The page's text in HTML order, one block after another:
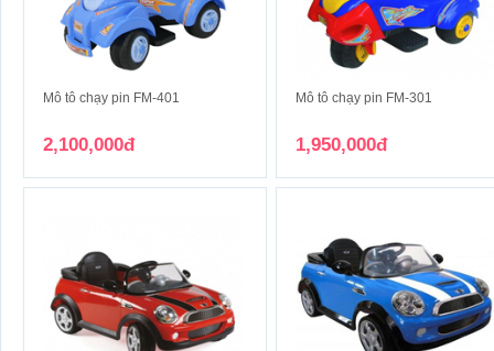
Mô tô chạy pin FM-401
2,100,000đ
Mô tô chạy pin FM-301
1,950,000đ